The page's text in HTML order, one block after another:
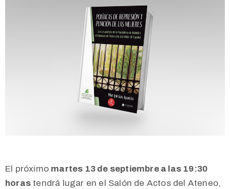
El próximo martes 13 de septiembre a las 19:30
horas tendrá lugar en el Salón de Actos del Ateneo,